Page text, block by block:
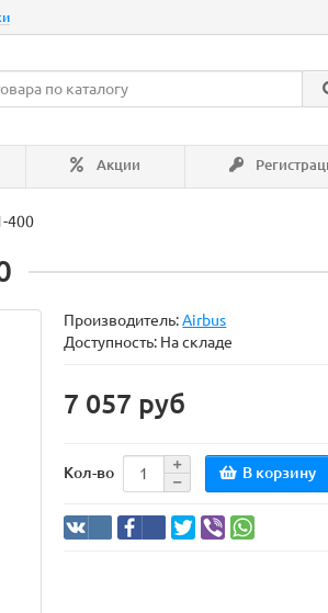
Акции
400
Производитель:Airbus
Доступность: На складе
7 057 руб
Кол-во В корзину